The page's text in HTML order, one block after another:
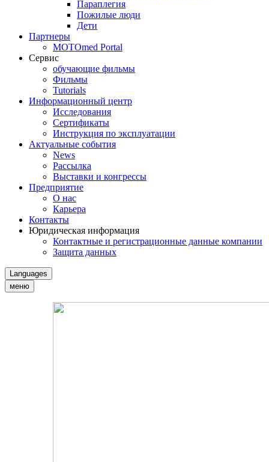
Параплегия
Пожилые люди
Дети
Партнеры
MOTOmed Portal
Сервис
обучающие фильмы
Фильмы
Tutorials
Информационный центр
Исследования
Сертификаты
Инструкция по эксплуатации
Актуальные события
News
Рассылка
Выставки и конгрессы
Предприятие
О нас
Карьера
Контакты
Юридическая информация
Контактные и регистрационные данные компании
Защита данных
Languages
меню